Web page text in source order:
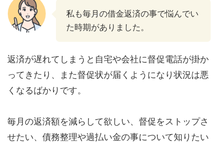
私も毎月の借金返済の事で悩んでい
た時期がありました。
返済が遅れてしまうと自宅や会社に督促電話が掛か
ってきたり、また督促状が届くようになり状況は悪
くなるばかりです。
毎月の返済額を減らして欲しい、督促をストップさ
せたい、債務整理や過払い金の事について知りたい